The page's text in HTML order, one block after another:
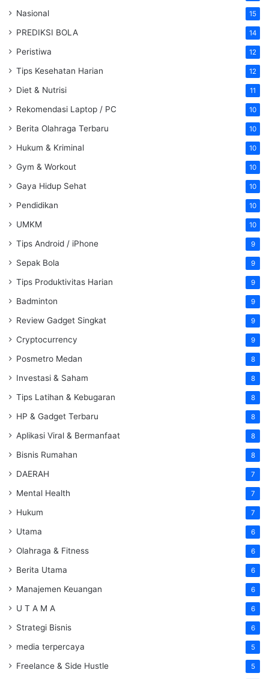
Nasional 15
PREDIKSI BOLA 14
Peristiwa 12
Tips Kesehatan Harian 12
Diet & Nutrisi 11
Rekomendasi Laptop / PC 10
Berita Olahraga Terbaru 10
Hukum & Kriminal 10
Gym & Workout 10
Gaya Hidup Sehat 10
Pendidikan 10
UMKM 10
Tips Android / iPhone 9
Sepak Bola 9
Tips Produktivitas Harian 9
Badminton 9
Review Gadget Singkat 9
Cryptocurrency 9
Posmetro Medan 8
Investasi & Saham 8
Tips Latihan & Kebugaran 8
HP & Gadget Terbaru 8
Aplikasi Viral & Bermanfaat 8
Bisnis Rumahan 8
DAERAH 7
Mental Health 7
Hukum 7
Utama 6
Olahraga & Fitness 6
Berita Utama 6
Manajemen Keuangan 6
U T A M A 6
Strategi Bisnis 6
media terpercaya 5
Freelance & Side Hustle 5